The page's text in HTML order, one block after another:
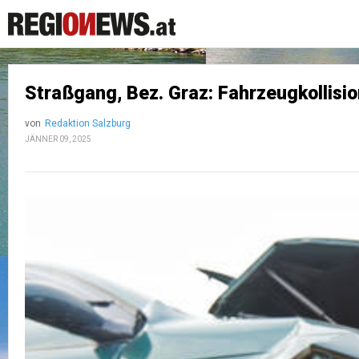
Straßgang, Bez. Graz:
von Redaktion Salzburg
JÄNNER 09, 2025